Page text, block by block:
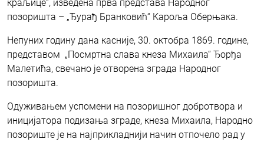
краљице“, изведена прва представа Народног
позоришта – „Ђурађ Бранковић“ Кароља Оберњака.
Непуних годину дана касније, 30. октобра 1869. године,
представом „Посмртна слава кнеза Михаила“ Ђорђа
Малетића, свечано је отворена зграда Народног
позоришта.
Одуживањем успомени на позоришног добротвора и
иницијатора подизања зграде, кнеза Михаила, Народно
позориште је на најприкладнији начин отпочело рад у